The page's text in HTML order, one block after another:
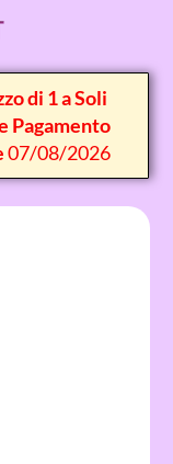
di 1 a Soli
Pagamento
07/08/2026